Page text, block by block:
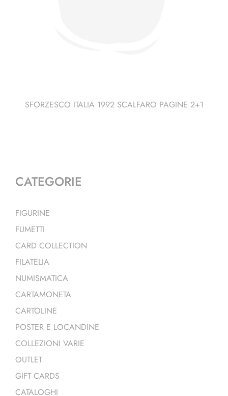
SFORZESCO ITALIA 1992 SCALFARO PAGINE 2+1
CATEGORIE
FIGURINE
FUMETTI
CARD COLLECTION
FILATELIA
NUMISMATICA
CARTAMONETA
CARTOLINE
POSTER E LOCANDINE
COLLEZIONI VARIE
OUTLET
GIFT CARDS
CATALOGHI